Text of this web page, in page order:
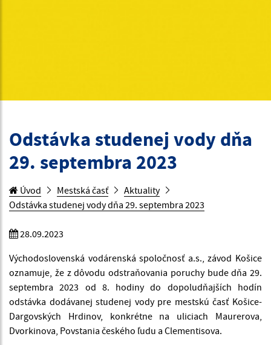
Odstávka studenej vody dňa
29. septembra 2023
Úvod Mestská časť
Aktuality
Odstávka studenej vody dňa 29. septembra 2023
28.09.2023
Východoslovenská vodárenská spoločnosť a.s., závod Košice
oznamuje, že z dôvodu odstraňovania poruchy bude dňa 29.
septembra 2023 od 8. hodiny do dopoludňajších hodín
odstávka dodávanej studenej vody pre mestskú časť Košice-
Dargovských Hrdinov, konkrétne na uliciach Maurerova,
Dvorkinova, Povstania českého ľudu a Clementisova.